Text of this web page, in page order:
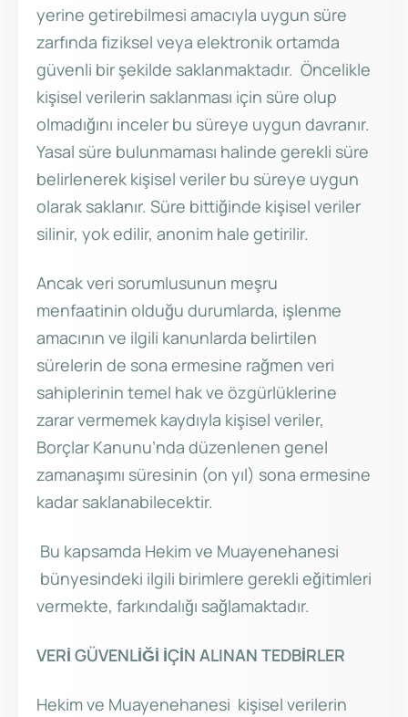
yerine getirebilmesi amacıyla uygun süre
zarfında fiziksel veya elektronik ortamda
güvenli bir şekilde saklanmaktadır. Öncelikle
kişisel verilerin saklanması için süre olup
olmadığını inceler bu süreye uygun davranır.
Yasal süre bulunmaması halinde gerekli süre
belirlenerek kişisel veriler bu süreye uygun
olarak saklanır. Süre bittiğinde kişisel veriler
silinir, yok edilir, anonim hale getirilir.
Ancak veri sorumlusunun meşru
menfaatinin olduğu durumlarda, işlenme
amacının ve ilgili kanunlarda belirtilen
sürelerin de sona ermesine rağmen veri
sahiplerinin temel hak ve özgürlüklerine
zarar vermemek kaydıyla kişisel veriler,
Borçlar Kanunu’nda düzenlenen genel
zamanaşımı süresinin (on yıl) sona ermesine
kadar saklanabilecektir.
Bu kapsamda Hekim ve Muayenehanesi
bünyesindeki ilgili birimlere gerekli eğitimleri
vermekte, farkındalığı sağlamaktadır.
VERİ GÜVENLİĞİ İÇİN ALINAN TEDBİRLER
Hekim ve Muayenehanesi kişisel verilerin